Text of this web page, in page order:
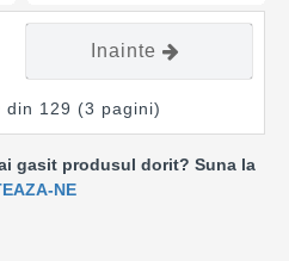
Inainte
din 129 (3 pagini)
gasit produsul dorit? Suna la
NE